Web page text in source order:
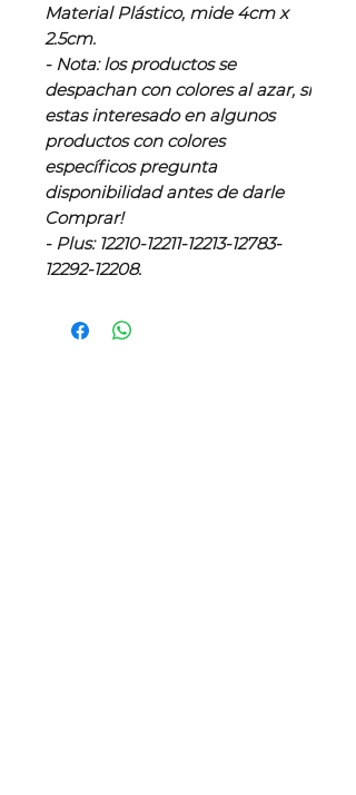
Material Plástico, mide 4cm x
2.5cm.
- Nota: los productos se
despachan con colores al azar, si
estas interesado en algunos
productos con colores
específicos pregunta
disponibilidad antes de darle
Comprar!
- Plus: 12210-12211-12213-12783-
12292-12208.